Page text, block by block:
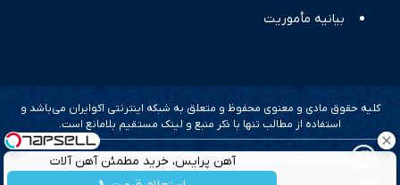
آهن پرایس، خرید مطمئن آهن آلات
بیانیه مأموریت
کلیه حقوق مادی و معنوی محفوظ و متعلق به شبکه اینترنتی اکوایران می‌باشد و
استفاده از مطالب تنها با ذکر منبع و لینک مستقیم بلامانع است.
طراحی سایت خبری و خبرگزاری آسام